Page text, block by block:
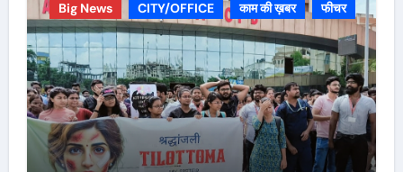
Big News CITY/OFFICE काम की ख़बर फीचर